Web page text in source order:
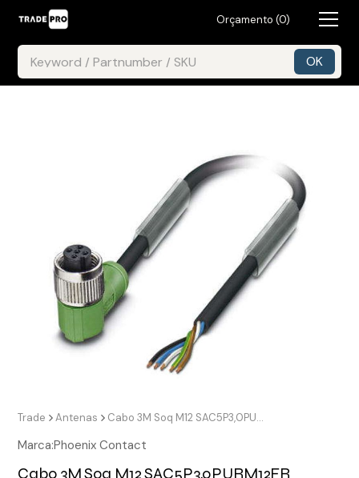
Orçamento (0)
Trade Antenas Cabo 3M Soq M12 SAC5P3,0PURM12FR Phoenix Contact 1669864
Marca:Phoenix Contact
Cabo 3M Soq M12 SAC5P3,0PURM12FR